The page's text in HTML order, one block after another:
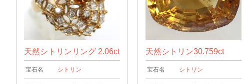
天然シトリンリング 2.06ct
宝石名 シトリン
天然シトリン30.759ct
宝石名 シトリン